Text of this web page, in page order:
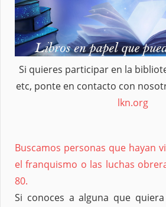
Si quieres participar en la
etc, ponte en contacto con
lkn.org
Buscamos personas que hayan
el franquismo o las luchas
80.
Si conoces a alguna que